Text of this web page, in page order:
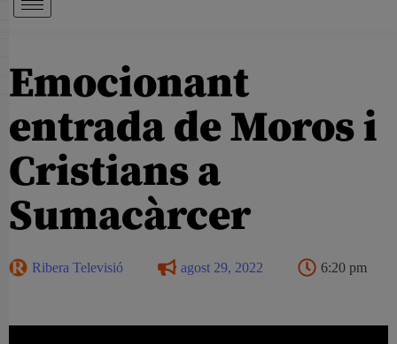
Emocionant
entrada de Moros i
Cristians a
Sumacàrcer
Ribera Televisió agost 29, 2022 6:20 pm